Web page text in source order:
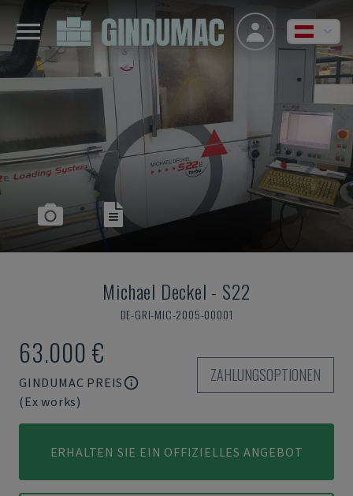
Michael Deckel - S22
DE-GRI-MIC-2005-00001
63.000 €
GINDUMAC PREIS
(Ex works)
ZAHLUNGSOPTIONEN
ERHALTEN SIE EIN OFFIZIELLES ANGEBOT